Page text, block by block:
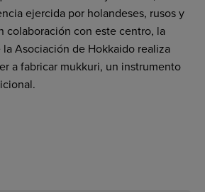
ejercida por holandeses, rusos y
colaboración con este centro, la
Asociación de Hokkaido realiza
a fabricar mukkuri, un instrumento